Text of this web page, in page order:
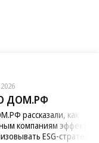
ДОМ.РФ
рассказали, как
компаниям
ESG-стратегию